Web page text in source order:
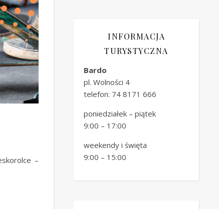
–
INFORMACJA
TURYSTYCZNA
Bardo
pl. Wolności 4
telefon: 74 8171 666
poniedziałek – piątek
9:00 – 17:00
weekendy i święta
9:00 – 15:00